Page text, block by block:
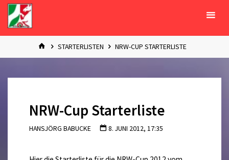
Zum
Inhalt
springen
STARTSTARTERLISTEN NRW-CUP STARTERLISTE
NRW-Cup Starterliste
HANSJÖRG BABUCKE 8. JUNI 2012, 17:35